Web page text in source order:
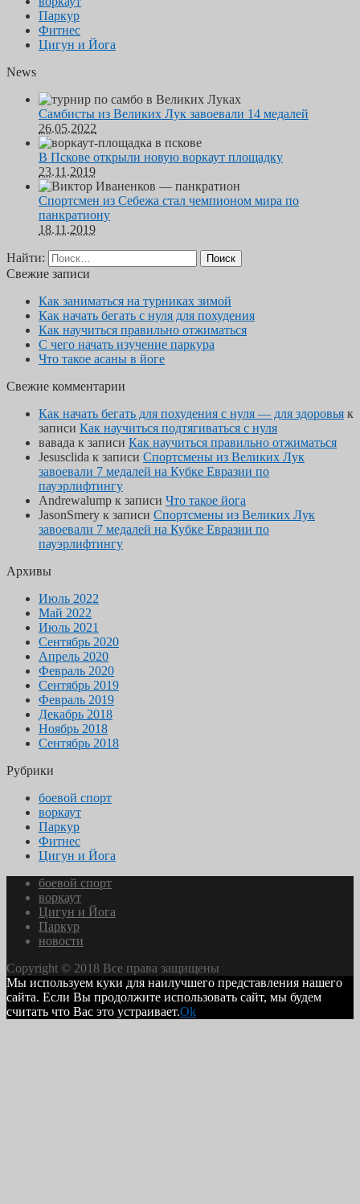
Паркур
Фитнес
Цигун и Йога
News
Самбисты из Великих Лук завоевали 14 медалей
26.05.2022
В Пскове открыли новую воркаут площадку
23.11.2019
Спортсмен из Себежа стал чемпионом мира по
панкратиону
18.11.2019
Найти:
Свежие записи
Как заниматься на турниках зимой
Как начать бегать с нуля для похудения
Как научиться правильно отжиматься
С чего начать изучение паркура
Что такое асаны в йоге
Свежие комментарии
Как начать бегать для похудения с нуля — для здоровья к
записи Как научиться подтягиваться с нуля
вавада к записи Как научиться правильно отжиматься
Jesusclida к записи Спортсмены из Великих Лук
завоевали 7 медалей на Кубке Евразии по
пауэрлифтингу
Andrewalump к записи Что такое йога
JasonSmery к записи Спортсмены из Великих Лук
завоевали 7 медалей на Кубке Евразии по
пауэрлифтингу
Архивы
Июль 2022
Май 2022
Июль 2021
Сентябрь 2020
Апрель 2020
Февраль 2020
Сентябрь 2019
Февраль 2019
Декабрь 2018
Ноябрь 2018
Сентябрь 2018
Рубрики
боевой спорт
воркаут
Паркур
Фитнес
Цигун и Йога
боевой спорт
воркаут
Цигун и Йога
Паркур
новости
Copyright © 2018 Все права защищены
Мы используем куки для наилучшего представления нашего
сайта. Если Вы продолжите использовать сайт, мы будем
считать что Вас это устраивает.Ok